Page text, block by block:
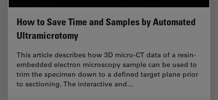
How to Save Time and Samples by Automated
Ultramicrotomy
This article describes how 3D micro-CT data of a resin-
embedded electron microscopy sample can be used to
trim the specimen down to a defined target plane prior
to sectioning. The interactive and…